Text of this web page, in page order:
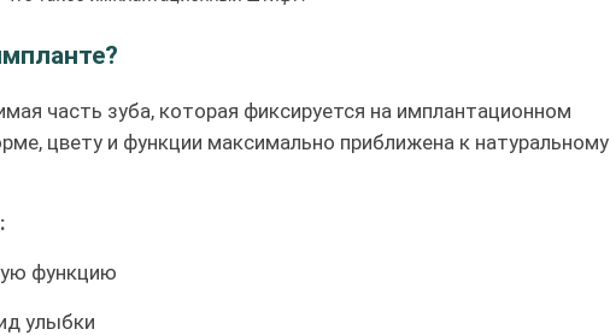
часть зуба, которая фиксируется на имплантационном
цвету и функции максимально приближена к натуральному
функцию
улыбки